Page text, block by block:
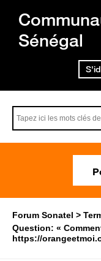
Sénégal
Forum Sonatel
Question: «
https://